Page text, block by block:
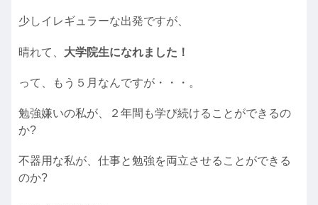
少しイレギュラーな出発ですが、
晴れて、 大学院生になれました！
って、もう５月なんですが・・・。
勉強嫌いの私が、２年間も学び続けることができるの
か?
不器用な私が、仕事と勉強を両立させることができる
のか?